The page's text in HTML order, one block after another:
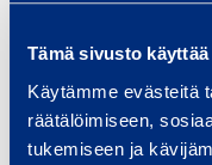
Tämä sivusto
Käytämme evästeitä
räätälöimiseen,
tukemiseen ja
Palvelut